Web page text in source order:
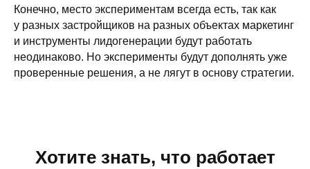
Конечно, место экспериментам всегда есть, так как
у разных застройщиков на разных объектах маркетинг
и инструменты лидогенерации будут работать
неодинаково. Но эксперименты будут дополнять уже
проверенные решения, а не лягут в основу стратегии.
Хотите знать, что работает
г. Екатеринбург
ул. Малышева
53,
Наши соцсети
Telegram
Youtube
Прислать резюме